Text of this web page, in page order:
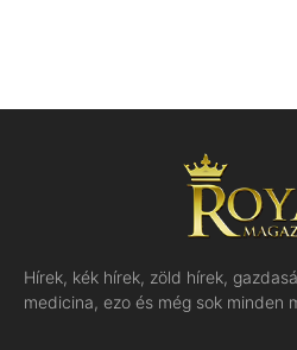
Hírek, kék hírek, zöld hírek,
medicina, ezo és még sok minden